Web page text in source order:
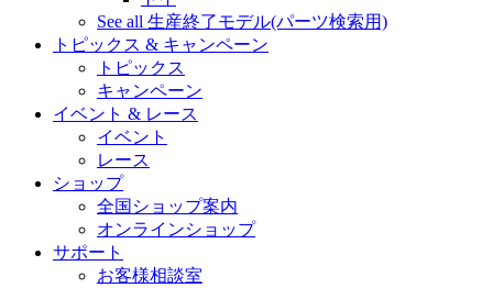
See all 生産終了モデル(パーツ検索用)
トピックス & キャンペーン
トピックス
キャンペーン
イベント & レース
イベント
レース
ショップ
全国ショップ案内
オンラインショップ
サポート
お客様相談室